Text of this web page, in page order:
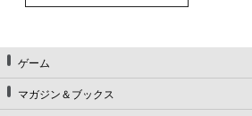
ゲーム
マガジン＆ブックス